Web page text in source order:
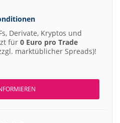
Derivate, Kryptos und
für 0 Euro pro Trade
marktüblicher Spreads)!